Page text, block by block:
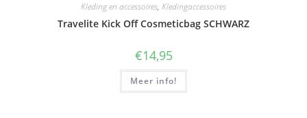
Kleding en accessoires, Kledingaccessoires
Travelite Kick Off Cosmeticbag SCHWARZ
€14,95
Meer info!